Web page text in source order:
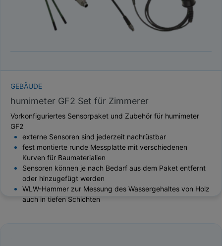
GEBÄUDE
humimeter GF2 Set für Zimmerer
Vorkonfiguriertes Sensorpaket und Zubehör für humimeter
GF2
externe Sensoren sind jederzeit nachrüstbar
fest montierte runde Messplatte mit verschiedenen
Kurven für Baumaterialien
Sensoren können je nach Bedarf aus dem Paket entfernt
oder hinzugefügt werden
WLW-Hammer zur Messung des Wassergehaltes von Holz
auch in tiefen Schichten